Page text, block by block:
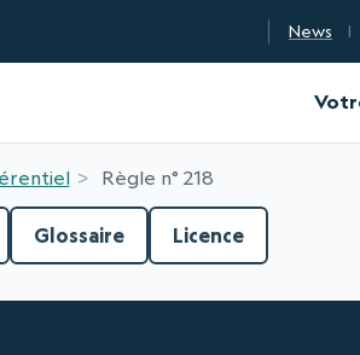
News
Règle n° 218
Glossaire Licence